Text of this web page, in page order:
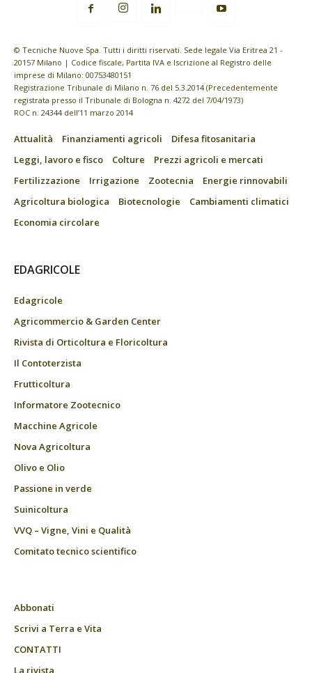
© Tecniche Nuove Spa. Tutti i diritti riservati. Sede legale Via Eritrea 21 -
20157 Milano | Codice fiscale, Partita IVA e Iscrizione al Registro delle
imprese di Milano: 00753480151
Registrazione Tribunale di Milano n. 76 del 5.3.2014 (Precedentemente
registrata presso il Tribunale di Bologna n. 4272 del 7/04/1973)
ROC n. 24344 dell’11 marzo 2014
Attualità Finanziamenti agricoli
Difesa fitosanitaria
Leggi, lavoro e fisco
Colture
Prezzi agricoli e mercati
Fertilizzazione
Irrigazione Zootecnia
Energie rinnovabili
Agricoltura biologica
Biotecnologie
Cambiamenti climatici
Economia circolare
EDAGRICOLE
Edagricole
Agricommercio & Garden Center
Rivista di Orticoltura e Floricoltura
Il Contoterzista
Frutticoltura
Informatore Zootecnico
Macchine Agricole
Nova Agricoltura
Olivo e Olio
Passione in verde
Suinicoltura
VVQ – Vigne, Vini e Qualità
Comitato tecnico scientifico
Abbonati
Scrivi a Terra e Vita
CONTATTI
La rivista